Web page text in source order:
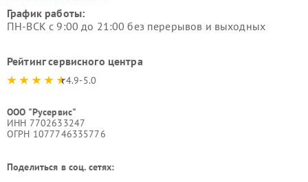
График работы:
ПН-ВСК с 9:00 до 21:00 без перерывов и выходных
Рейтинг сервисного центра
4.9-5.0
ООО "Русервис"
ИНН 7702633247
ОГРН 1077746335776
Поделиться в соц. сетях: